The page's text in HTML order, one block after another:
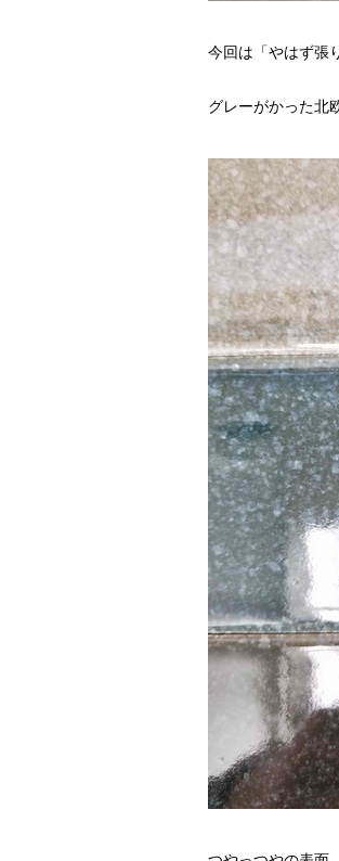
今回は「やはず張
グレーがかった北